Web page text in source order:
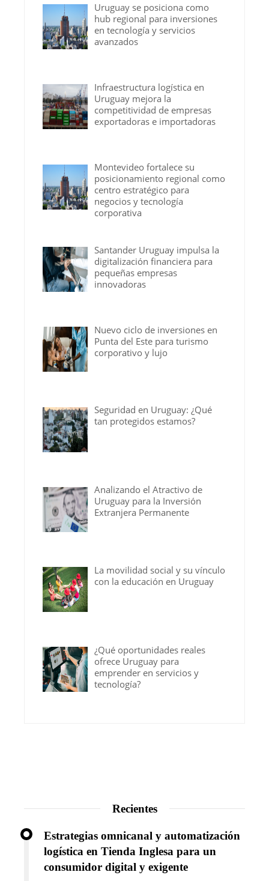
Uruguay se posiciona como
hub regional para inversiones
en tecnología y servicios
avanzados
Infraestructura logística en
Uruguay mejora la
competitividad de empresas
exportadoras e importadoras
Montevideo fortalece su
posicionamiento regional como
centro estratégico para
negocios y tecnología
corporativa
Santander Uruguay impulsa la
digitalización financiera para
pequeñas empresas
innovadoras
Nuevo ciclo de inversiones en
Punta del Este para turismo
corporativo y lujo
Seguridad en Uruguay: ¿Qué
tan protegidos estamos?
Analizando el Atractivo de
Uruguay para la Inversión
Extranjera Permanente
La movilidad social y su vínculo
con la educación en Uruguay
¿Qué oportunidades reales
ofrece Uruguay para
emprender en servicios y
tecnología?
Recientes
Estrategias omnicanal y automatización
logística en Tienda Inglesa para un
consumidor digital y exigente